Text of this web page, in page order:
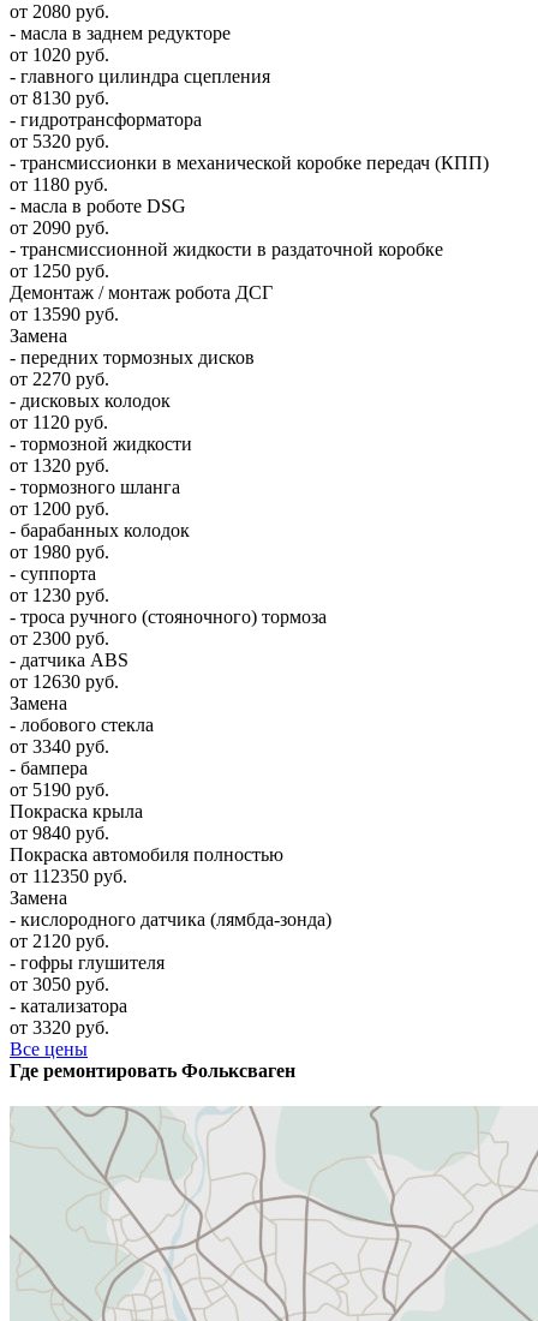
от 2080 руб.
- масла в заднем редукторе
от 1020 руб.
- главного цилиндра сцепления
от 8130 руб.
- гидротрансформатора
от 5320 руб.
- трансмиссионки в механической коробке передач (КПП)
от 1180 руб.
- масла в роботе DSG
от 2090 руб.
- трансмиссионной жидкости в раздаточной коробке
от 1250 руб.
Демонтаж / монтаж робота ДСГ
от 13590 руб.
Замена
- передних тормозных дисков
от 2270 руб.
- дисковых колодок
от 1120 руб.
- тормозной жидкости
от 1320 руб.
- тормозного шланга
от 1200 руб.
- барабанных колодок
от 1980 руб.
- суппорта
от 1230 руб.
- троса ручного (стояночного) тормоза
от 2300 руб.
- датчика ABS
от 12630 руб.
Замена
- лобового стекла
от 3340 руб.
- бампера
от 5190 руб.
Покраска крыла
от 9840 руб.
Покраска автомобиля полностью
от 112350 руб.
Замена
- кислородного датчика (лямбда-зонда)
от 2120 руб.
- гофры глушителя
от 3050 руб.
- катализатора
от 3320 руб.
Все цены
Где ремонтировать Фолькcваген